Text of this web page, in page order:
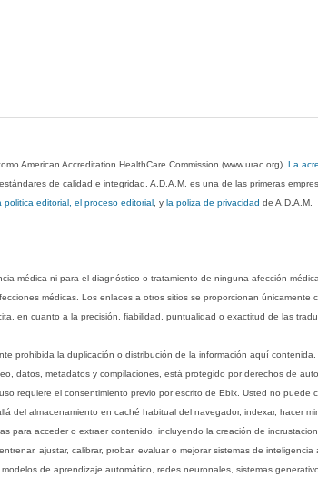
American Accreditation HealthCare Commission (www.urac.org).La
de calidad e integridad. A.D.A.M. es una de las primeras
politica editorial, el proceso editorial , yla poliza de privacidad de A.D.A.M.
médica ni para el diagnóstico o tratamiento de ninguna afección
médicas. Los enlaces a otros sitios se proporcionan únicamente
en cuanto a la precisión, fiabilidad, puntualidad o exactitud de las
prohibida la duplicación o distribución de la información aquí contenida.
datos, metadatos y compilaciones, está protegido por derechos de
requiere el consentimiento previo por escrito de Ebix. Usted no puede
del almacenamiento en caché habitual del navegador, indexar, hacer
para acceder o extraer contenido, incluyendo la creación de
ajustar, calibrar, probar, evaluar o mejorar sistemas de inteligencia
de aprendizaje automático, redes neuronales, sistemas